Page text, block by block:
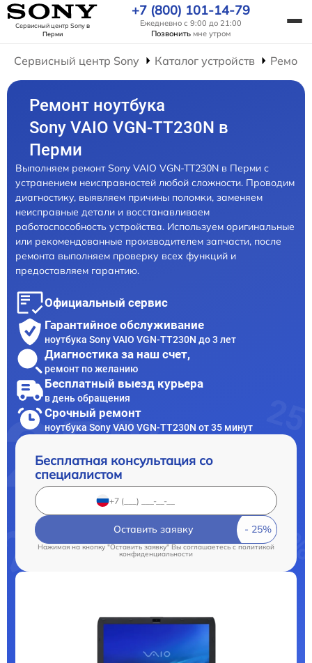
Сервисный центр Sonyв
Перми
+7 (800) 101-14-79
Ежедневно с 9:00 до 21:00
Позвонить мне утром
Сервисный центр Sony Каталог устройств
Ремонт ноутбука
Sony VAIO VGN-TT230N в
Перми
Выполняем ремонт Sony VAIO VGN-TT230N в Перми с
устранением неисправностей любой сложности. Проводим
диагностику, выявляем причины поломки, заменяем
неисправные детали и восстанавливаем
работоспособность устройства. Используем оригинальные
или рекомендованные производителем запчасти, после
ремонта выполняем проверку всех функций и
предоставляем гарантию.
Официальный сервис
Гарантийное обслуживание
ноутбука Sony VAIO VGN-TT230N до 3 лет
Диагностика за наш счет,
ремонт по желанию
Бесплатный выезд курьера
в день обращения
Срочный ремонт
ноутбука Sony VAIO VGN-TT230N от 35 минут
Бесплатная консультация со
специалистом
Оставить заявку
Нажимая на кнопку "Оставить заявку" Вы соглашаетесь cполитикой
конфиденциальности